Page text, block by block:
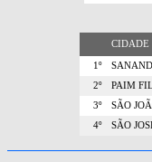
CIDADE
1º
2º
PAIM
3º
SÃO
4º
SÃO